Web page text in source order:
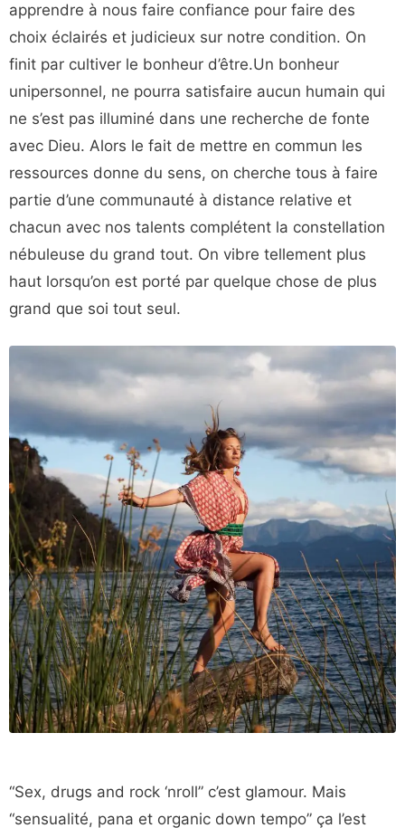
apprendre à nous faire confiance pour faire des
choix éclairés et judicieux sur notre condition. On
finit par cultiver le bonheur d’être.Un bonheur
unipersonnel, ne pourra satisfaire aucun humain qui
ne s’est pas illuminé dans une recherche de fonte
avec Dieu. Alors le fait de mettre en commun les
ressources donne du sens, on cherche tous à faire
partie d’une communauté à distance relative et
chacun avec nos talents complétent la constellation
nébuleuse du grand tout. On vibre tellement plus
haut lorsqu’on est porté par quelque chose de plus
grand que soi tout seul.
“Sex, drugs and rock ‘nroll” c’est glamour. Mais
“sensualité, pana et organic down tempo” ça l’est